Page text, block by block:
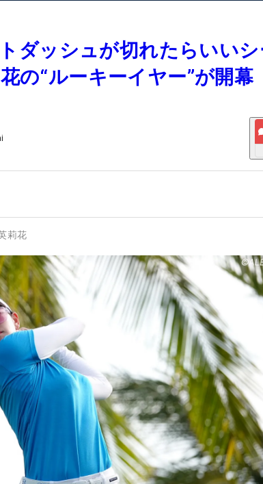
ダッシュが切れたらいい
の“ルーキーイヤー”が開幕
莉花